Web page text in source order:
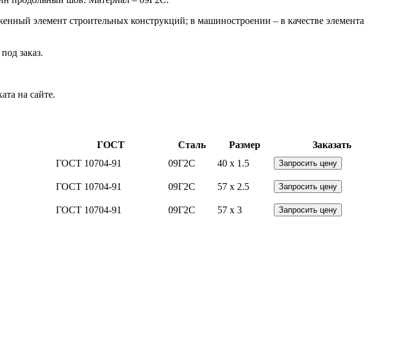
элемент строительных конструкций; в машиностроении – в качестве элемента
заказ.
на сайте.
ГОСТ Сталь Размер
Заказать
ГОСТ 10704-91 09Г2С 40 x 1.5 Запросить цену
ГОСТ 10704-91 09Г2С 57 x 2.5 Запросить цену
ГОСТ 10704-91 09Г2С 57 x 3 Запросить цену